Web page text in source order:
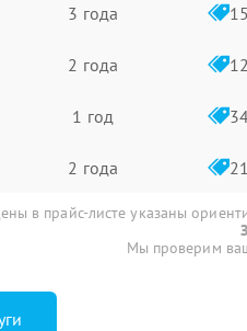
3 года
2 года
1 год
2 года
в прайс-листе указаны
Мы проверим